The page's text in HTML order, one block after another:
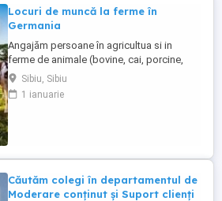
Locuri de muncă la ferme în
Germania
Angajăm persoane în agricultua si in
ferme de animale (bovine, cai, porcine,
caprine, si păsari) în Germania. Salar
atractiv incepand cu1900 euro net lună
plus ore suplimentare plătite Cazare și
Sibiu, Sibiu
1 ianuarie
Căutăm colegi în departamentul de
Moderare conținut și Suport clienți